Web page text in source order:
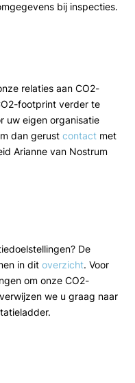
bij inspecties.
relaties aan CO2-
footprint verder te
uw eigen organisatie
dan gerust contact met
Arianne van Nostrum
De
in dit overzicht. Voor
om onze CO2-
we u graag naar